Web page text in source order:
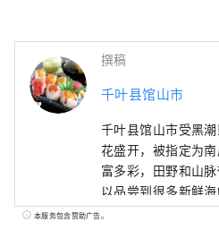
撰稿
千叶县馆山市
千叶县馆山市受黑
花盛开，被指定为
富多彩，田野和山
以品尝到很多新鲜
市。 这里也是一座充满历史和浪漫气息的小
本服务包含赞助广告。